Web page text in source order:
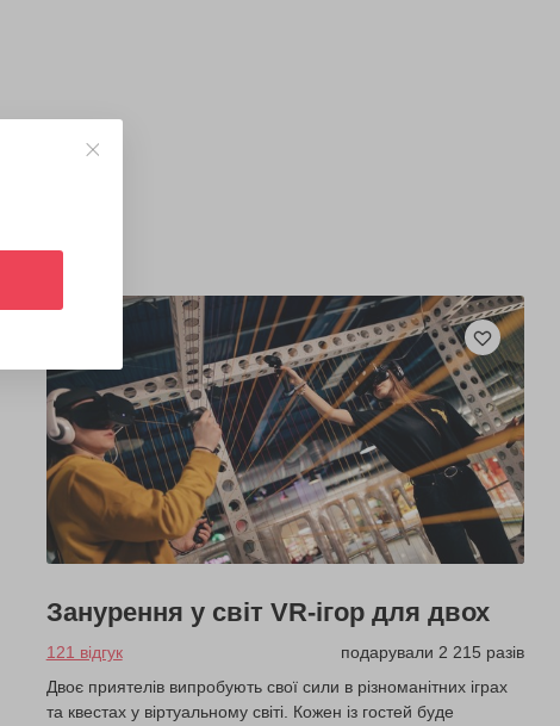
Занурення у світ VR-ігор для двох
121 відгук
подарували 2 215 разів
Двоє приятелів випробують свої сили в різноманітних іграх
та квестах у віртуальному світі. Кожен із гостей буде